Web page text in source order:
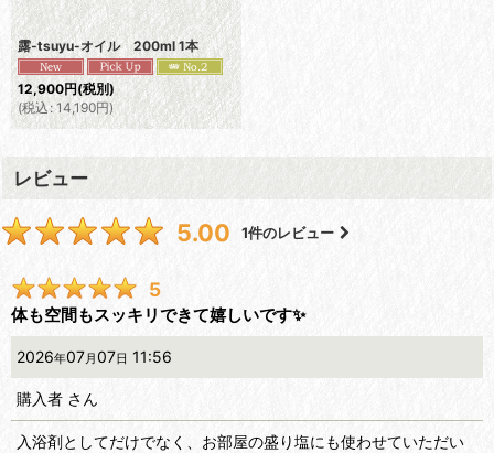
露-tsuyu-オイル 200ml 1本
12,900円(税別)
(税込: 14,190円)
レビュー
5.00 1件のレビュー
5
体も空間もスッキリできて嬉しいです✨
2026年07月 07日 11:56
購入者 さん
入浴剤としてだけでなく、お部屋の盛り塩にも使わせていただい